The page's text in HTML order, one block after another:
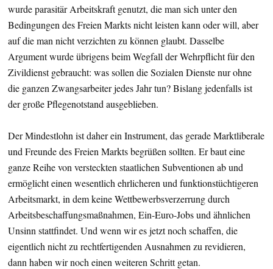
wurde parasitär Arbeitskraft genutzt, die man sich unter den
Bedingungen des Freien Markts nicht leisten kann oder will, aber
auf die man nicht verzichten zu können glaubt. Dasselbe
Argument wurde übrigens beim Wegfall der Wehrpflicht für den
Zivildienst gebraucht: was sollen die Sozialen Dienste nur ohne
die ganzen Zwangsarbeiter jedes Jahr tun? Bislang jedenfalls ist
der große Pflegenotstand ausgeblieben.
Der Mindestlohn ist daher ein Instrument, das gerade Marktliberale
und Freunde des Freien Markts begrüßen sollten. Er baut eine
ganze Reihe von versteckten staatlichen Subventionen ab und
ermöglicht einen wesentlich ehrlicheren und funktionstüchtigeren
Arbeitsmarkt, in dem keine Wettbewerbsverzerrung durch
Arbeitsbeschaffungsmaßnahmen, Ein-Euro-Jobs und ähnlichen
Unsinn stattfindet. Und wenn wir es jetzt noch schaffen, die
eigentlich nicht zu rechtfertigenden Ausnahmen zu revidieren,
dann haben wir noch einen weiteren Schritt getan.